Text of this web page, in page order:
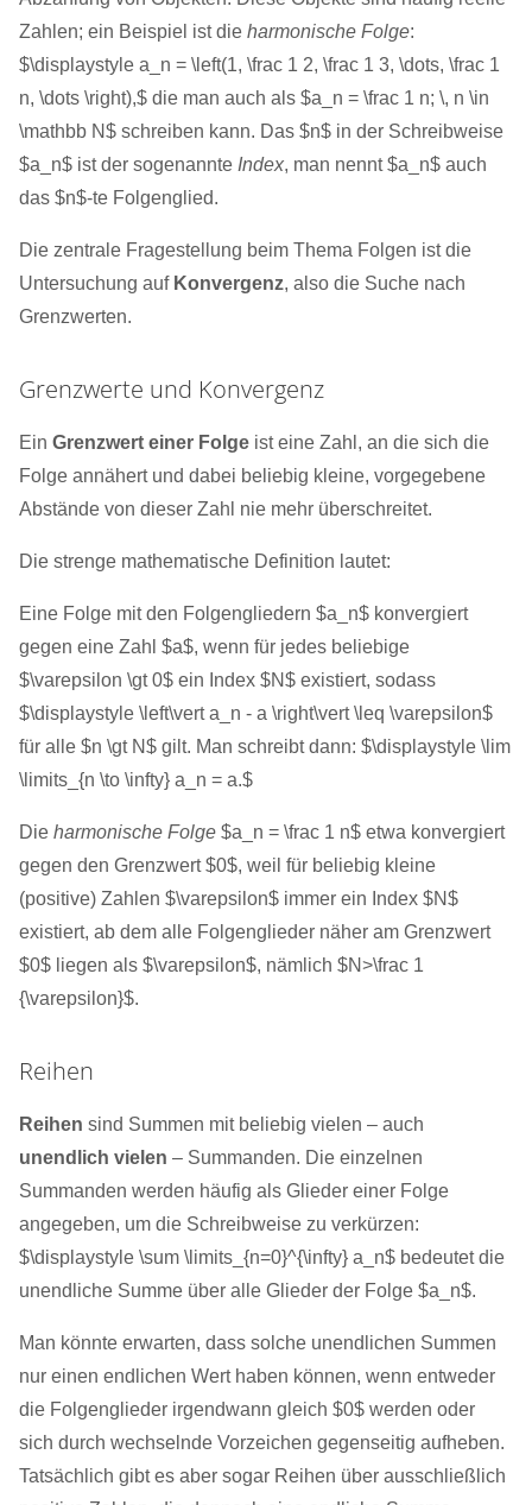
Zahlen; ein Beispiel ist die harmonische Folge:
$\displaystyle a_n = \left(1, \frac 1 2, \frac 1 3, \dots, \frac 1
n, \dots \right),$ die man auch als $a_n = \frac 1 n; \, n \in
\mathbb N$ schreiben kann. Das $n$ in der Schreibweise
$a_n$ ist der sogenannte Index, man nennt $a_n$ auch
das $n$-te Folgenglied.
Die zentrale Fragestellung beim Thema Folgen ist die
Untersuchung auf Konvergenz, also die Suche nach
Grenzwerten.
Grenzwerte und Konvergenz
Ein Grenzwert einer Folge ist eine Zahl, an die sich die
Folge annähert und dabei beliebig kleine, vorgegebene
Abstände von dieser Zahl nie mehr überschreitet.
Die strenge mathematische Definition lautet:
Eine Folge mit den Folgengliedern $a_n$ konvergiert
gegen eine Zahl $a$, wenn für jedes beliebige
$\varepsilon \gt 0$ ein Index $N$ existiert, sodass
$\displaystyle \left\vert a_n - a \right\vert \leq \varepsilon$
für alle $n \gt N$ gilt. Man schreibt dann: $\displaystyle \lim
\limits_{n \to \infty} a_n = a.$
Die harmonische Folge $a_n = \frac 1 n$ etwa konvergiert
gegen den Grenzwert $0$, weil für beliebig kleine
(positive) Zahlen $\varepsilon$ immer ein Index $N$
existiert, ab dem alle Folgenglieder näher am Grenzwert
$0$ liegen als $\varepsilon$, nämlich $N>\frac 1
{\varepsilon}$.
Reihen
Reihen sind Summen mit beliebig vielen – auch
unendlich vielen – Summanden. Die einzelnen
Summanden werden häufig als Glieder einer Folge
angegeben, um die Schreibweise zu verkürzen:
$\displaystyle \sum \limits_{n=0}^{\infty} a_n$ bedeutet die
unendliche Summe über alle Glieder der Folge $a_n$.
Man könnte erwarten, dass solche unendlichen Summen
nur einen endlichen Wert haben können, wenn entweder
die Folgenglieder irgendwann gleich $0$ werden oder
sich durch wechselnde Vorzeichen gegenseitig aufheben.
Tatsächlich gibt es aber sogar Reihen über ausschließlich